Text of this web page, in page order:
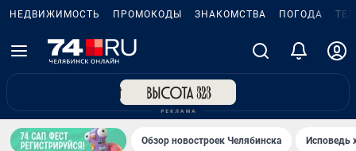
НЕДВИЖИМОСТЬ ПРОМОКОДЫ ЗНАКОМСТВА ПОГОДА
Обзор новостроек Челябинска Исповедь